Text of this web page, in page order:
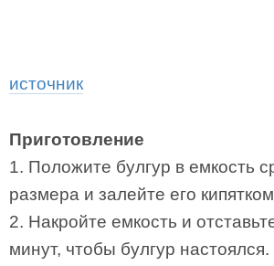
источник
Приготовление
1. Положите булгур в емкость
размера и залейте его
2. Накройте емкость и
минут, чтобы булгур настоялся.